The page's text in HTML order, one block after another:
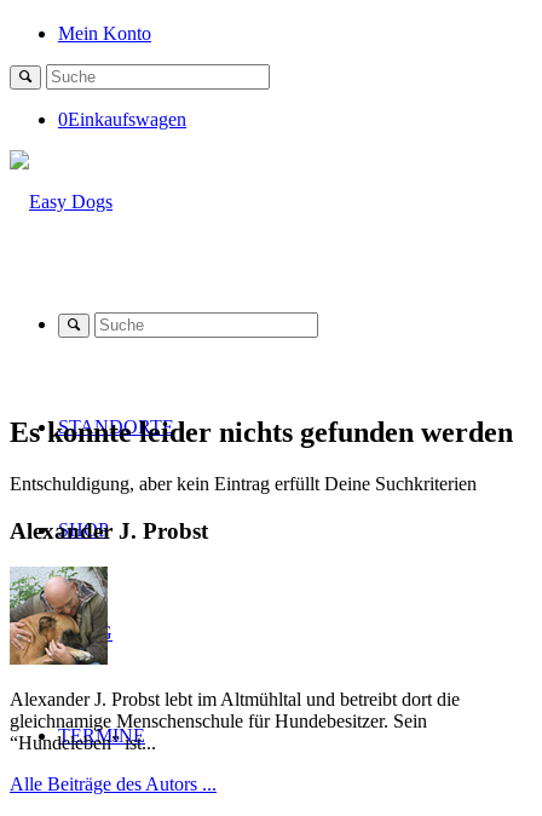
Mein Konto
0Einkaufswagen
STANDORTE
SHOP
BLOG
TERMINE
Es konnte leider nichts gefunden werden
Entschuldigung, aber kein Eintrag erfüllt Deine Suchkriterien
Alexander J. Probst
Alexander J. Probst lebt im Altmühltal und betreibt dort die
gleichnamige Menschenschule für Hundebesitzer. Sein
“Hundeleben” ist...
Alle Beiträge des Autors ...